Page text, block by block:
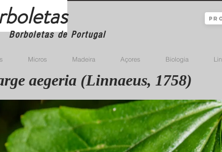
Borboletas de Portugal
Micros Madeira Açores Biologia
aegeria (Linnaeus, 1758)